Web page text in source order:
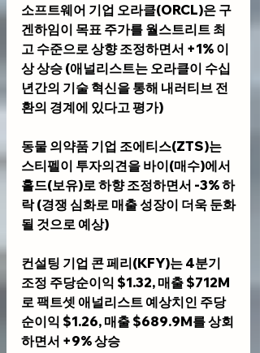
소프트웨어 기업 오라클(ORCL)은 구
겐하임이 목표 주가를 월스트리트 최
고 수준으로 상향 조정하면서 +1% 이
상 상승 (애널리스트는 오라클이 수십
년간의 기술 혁신을 통해 내러티브 전
환의 경계에 있다고 평가)
동물 의약품 기업 조에티스(ZTS)는
스티펠이 투자의견을 바이(매수)에서
홀드(보유)로 하향 조정하면서 -3% 하
락 (경쟁 심화로 매출 성장이 더욱 둔화
될 것으로 예상)
컨설팅 기업 콘 페리(KFY)는 4분기
조정 주당순이익 $1.32, 매출 $712M
로 팩트셋 애널리스트 예상치인 주당
순이익 $1.26, 매출 $689.9M를 상회
하면서 +9% 상승